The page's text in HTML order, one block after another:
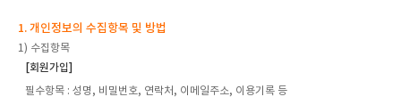
1. 개인정보의 수집항목 및 방법
1) 수집항목
[회원가입]
필수항목 : 성명, 비밀번호, 연락처, 이메일주소, 이용기록 등